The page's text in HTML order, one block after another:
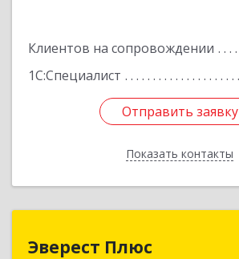
Клиентов на сопровождении
1С:Специалист
Отправить заявку
Показать контакты
Отправить заявку
Назад
Эверест Плюс